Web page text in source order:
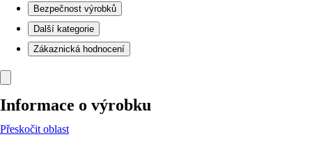
Bezpečnost výrobků
Další kategorie
Zákaznická hodnocení
Informace o výrobku
Přeskočit oblast